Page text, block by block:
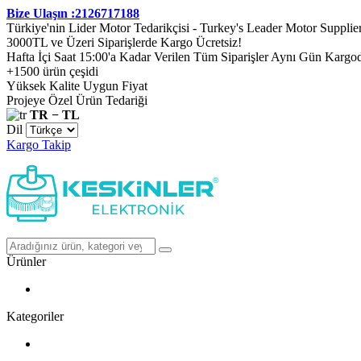
Bize Ulaşın :2126717188
Türkiye'nin Lider Motor Tedarikçisi - Turkey's Leader Motor
3000TL ve Üzeri Siparişlerde Kargo Ücretsiz!
Hafta İçi Saat 15:00'a Kadar Verilen Tüm Siparişler Aynı Gün
+1500 ürün çeşidi
Yüksek Kalite Uygun Fiyat
Projeye Özel Ürün Tedariği
TR − TL
Dil
Kargo Takip
Ürünler
Kategoriler